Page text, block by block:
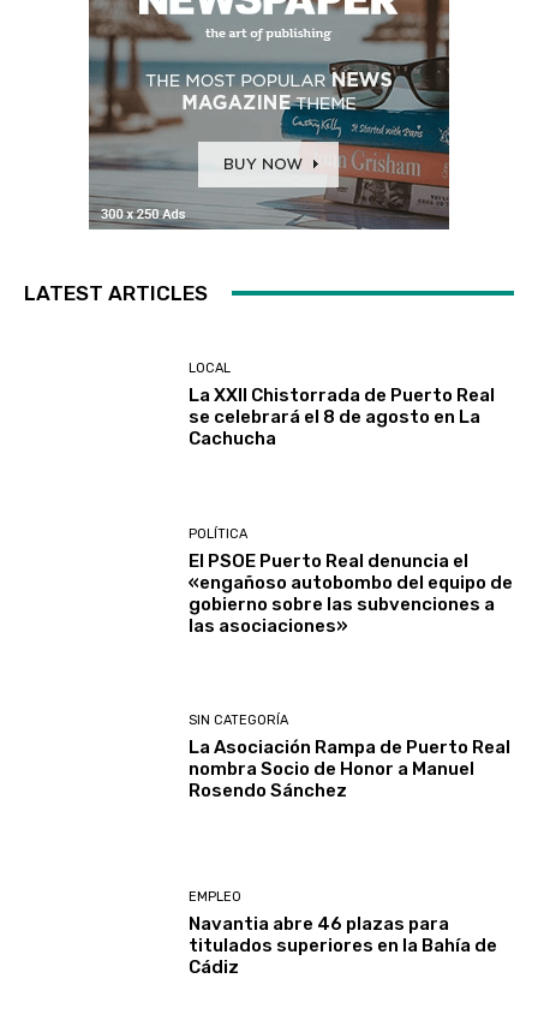
LATEST ARTICLES
LOCAL
La XXII Chistorrada de Puerto Real
se celebrará el 8 de agosto en La
Cachucha
POLÍTICA
El PSOE Puerto Real denuncia el
«engañoso autobombo del equipo de
gobierno sobre las subvenciones a
las asociaciones»
SIN CATEGORÍA
La Asociación Rampa de Puerto Real
nombra Socio de Honor a Manuel
Rosendo Sánchez
EMPLEO
Navantia abre 46 plazas para
titulados superiores en la Bahía de
Cádiz